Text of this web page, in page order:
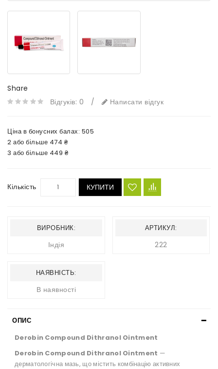
Share
Відгуків: 0
/ Написати відгук
Ціна в бонусних балах: 505
2 або більше 474 ₴
3 або більше 449 ₴
Кількість КУПИТИ
ВИРОБНИК:
Індія
АРТИКУЛ:
222
НАЯВНІСТЬ:
В наявності
ОПИС
Derobin Compound Dithranol Ointment
Derobin Compound Dithranol Ointment —
дерматологічна мазь, що містить комбінацію активних